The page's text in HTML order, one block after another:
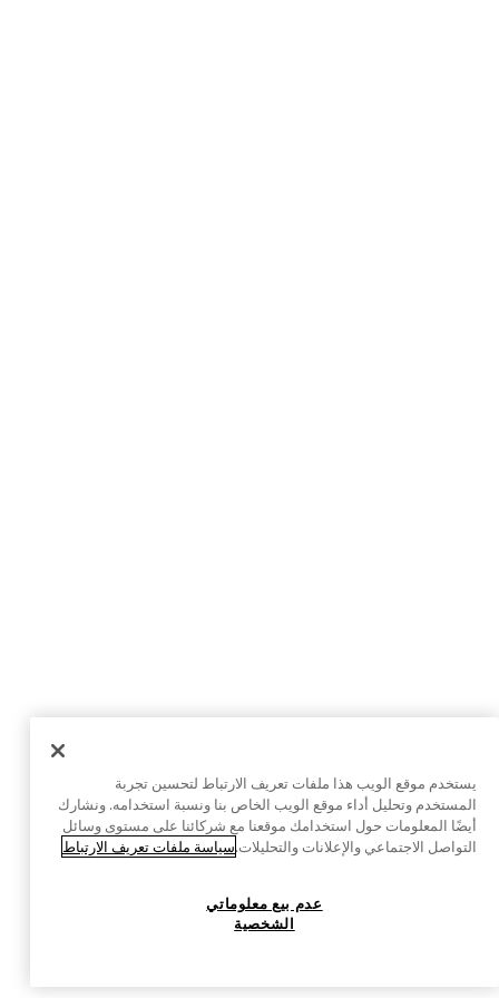
يستخدم موقع الويب هذا ملفات تعريف الارتباط لتحسين تجربة
المستخدم وتحليل أداء موقع الويب الخاص بنا ونسبة استخدامه. ونشارك
أيضًا المعلومات حول استخدامك موقعنا مع شركائنا على مستوى وسائل
التواصل الاجتماعي والإعلانات والتحليلات.سياسة ملفات تعريف الارتباط
عدم بيع معلوماتي
الشخصية